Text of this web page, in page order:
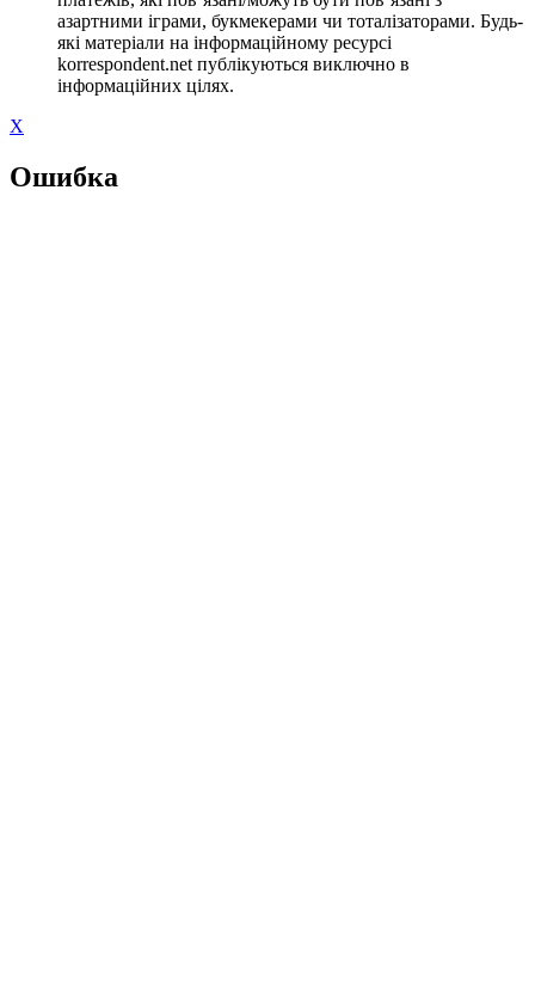
азартними іграми, букмекерами чи тоталізаторами. Будь-
які матеріали на інформаційному ресурсі
korrespondent.net публікуються виключно в
інформаційних цілях.
X
Ошибка